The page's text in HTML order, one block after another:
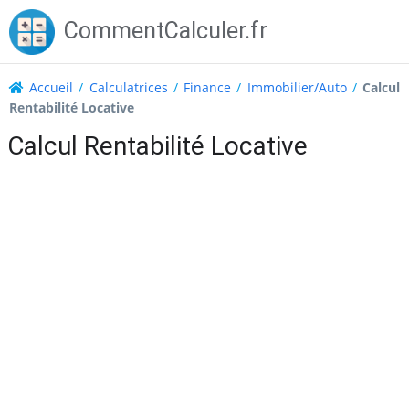
Skip
to
content
CommentCalculer.fr
Accueil / Calculatrices / Finance / Immobilier/Auto/ Calcul
Rentabilité Locative
Calcul Rentabilité Locative